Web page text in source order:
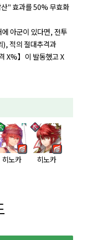
" 효과를 50% 무효화
아군이 있다면, 전투
), 적의 절대추격과
X%】이 발동했고 X
히노카 히노카